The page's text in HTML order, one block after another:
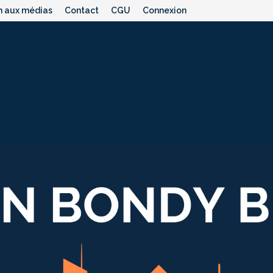
aux médias Contact CGU Connexion